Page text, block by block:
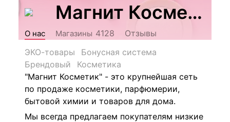
Магнит Косметик
О нас Магазины 4128
Отзывы
ЭКО-товары
Бонусная система
Брендовый
Косметика
"Магнит Косметик" - это крупнейшая сеть
по продаже косметики, парфюмерии,
бытовой химии и товаров для дома.
Мы всегда предлагаем покупателям низкие